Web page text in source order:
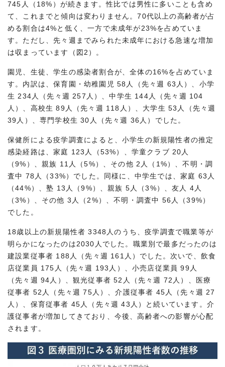
745人（18%）が続きます。性比では男性に多いことも含め
て、これまでと傾向は変わりません。70代以上の高齢者が占
める割合は4%と低く、一方で未成年が23%を占めていま
す。ただし、先々週までみられた未成年における急速な増加
は収まっています（図2）。
園児、生徒、学生の感染者割合が、全体の16%を占めていま
す。内訳は、保育園・幼稚園児 58人（先々週 63人）、小学
生 234人（先々週 257人）、中学生 144人（先々週 104
人）、高校生 89人（先々週 118人）、大学生 53人（先々週
39人）、専門学校生 30人（先々週 36人）でした。
保健所による疫学調査によると、小学生の新規陽性者の推定
感染経路は、家庭 123人（53%）、学童クラブ 20人
（9%）、親族 11人（5%）、その他 2人（1%）、不明・調
査中 78人（33%）でした。同様に、中学生では、家庭 63人
（44%）、塾 13人（9%）、親族 5人（3%）、友人 4人
（3%）、その他 3人（2%）、不明・調査中 56人（39%）
でした。
18歳以上の新規陽性者 3348人のうち、疫学調査で職業等が
明らかになったのは2030人でした。職業別で最多だったのは
建設業従事者 188人（先々週 161人）でした。次いで、飲食
店従業員 175人（先々週 193人）、小売店従業員 99人
（先々週 94人）、観光従事者 52人（先々週 72人）、医療
従事者 52人（先々週 75人）、介護従事者 45人（先々週 27
人）、保育従事者 45人（先々週 43人）と続いています。介
護従事者が増加してきており、今後、高齢者への影響が心配
されます。